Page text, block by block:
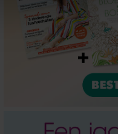
partners voor social
die u aan ze heeft
met onze cookies als u